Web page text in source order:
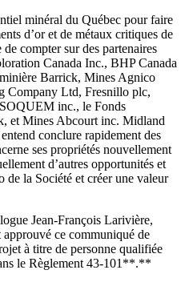
minéral du Québec pour faire
d’or et de métaux critiques de
compter sur des partenaires
Canada Inc., BHP Canada
Barrick, Mines Agnico
Company Ltd, Fresnillo plc,
inc., le Fonds
et Mines Abcourt inc. Midland
conclure rapidement des
ses propriétés nouvellement
d’autres opportunités et
la Société et créer une valeur
Jean-François Larivière,
ce communiqué de
à titre de personne qualifiée
le Règlement 43-101**.**